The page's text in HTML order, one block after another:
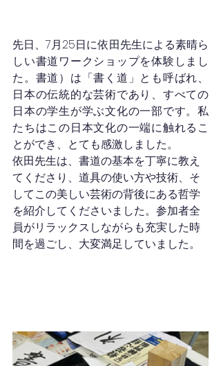
先日、7月25日に依田先生による素晴ら
しい書道ワークショップを体験しまし
た。書道）は「書く道」とも呼ばれ、
日本の伝統的な芸術であり、すべての
日本の学生が学ぶ文化の一部です。私
たちはこの日本文化の一端に触れるこ
とができ、とても感激しました。
依田先生は、書道の基本を丁寧に教え
てくださり、道具の使い方や技術、そ
してこの美しい芸術の背後にある哲学
を紹介してくださいました。参加者全
員がリラックスしながらも充実した時
間を過ごし、大変満足していました。